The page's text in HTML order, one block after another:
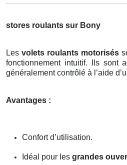
stores roulants sur Bony
Les volets roulants motorisés
fonctionnement intuitif. Ils sont
généralement contrôlé à l’aide
Avantages :
Confort d’utilisation.
Idéal pour les grandes